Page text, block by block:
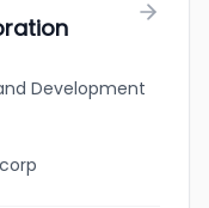
Development